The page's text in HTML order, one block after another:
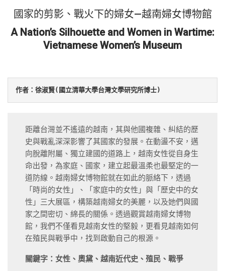
國家的剪影、戰火下的婦女—越南婦女博物館
A Nation’s Silhouette and Women in Wartime:
Vietnamese Women’s Museum
距離台灣並不遙遠的越南，其與他國複雜、糾結的歷
史與戰亂深深影響了其國家的發展。在動盪不安，邁
向脫離附屬、獨立建國的道路上，越南女性從自身生
命出發，為家庭、國家，建立起最溫柔也最堅定的一
道防線。越南婦女博物館就在如此的脈絡下，透過
「時尚的女性」、「家庭中的女性」與「歷史中的女
性」三大展區，構築越南婦女的美麗，以及她們與國
家之間密切、綿長的關係。透過觀賞越南婦女博物
館，我們不僅看見越南女性的堅毅，更看見越南如何
在殖民與戰爭中，找到啟動自己的根源。
關鍵字：女性、奧黛、越南近代史、殖民、戰爭